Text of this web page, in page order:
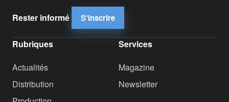
Rester informé S'inscrire
Rubriques
Actualités
Distribution
Services
Magazine
Newsletter